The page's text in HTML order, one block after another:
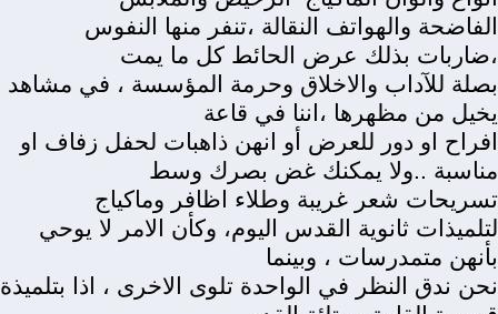
الفاضحة والهواتف النقالة ،تنفر منها النفوس
،ضاربات بذلك عرض الحائط كل ما يمت
بصلة للآداب والاخلاق وحرمة المؤسسة ، في مشاهد
يخيل من مظهرها ،اننا في قاعة
افراح او دور للعرض أو انهن ذاهبات لحفل زفاف او
مناسبة ..ولا يمكنك غض بصرك وسط
تسريحات شعر غريبة وطلاء اظافر وماكياج
لتلميذات ثانوية القدس اليوم، وكأن الامر لا يوحي
بأنهن متمدرسات ، وبينما
نحن ندق النظر في الواحدة تلوى الاخرى ، اذا بتلميذة